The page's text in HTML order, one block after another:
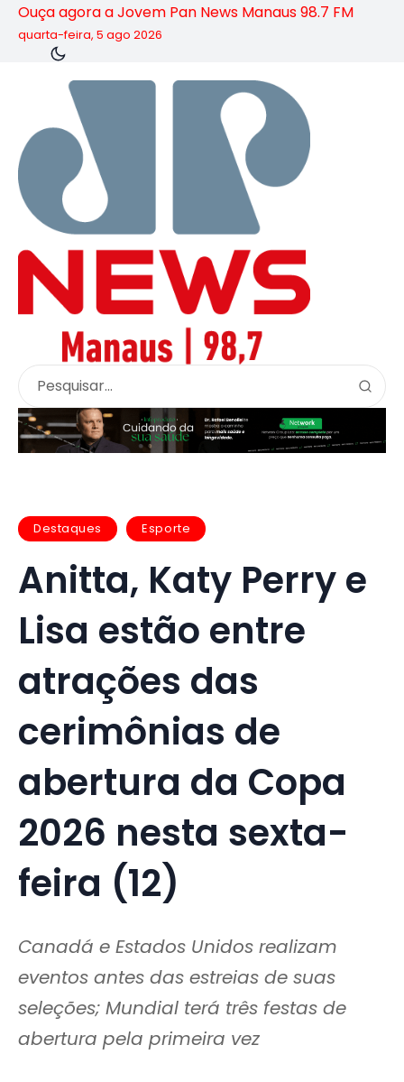
Ouça agora a Jovem Pan News Manaus 98.7 FM
quarta-feira, 5 ago 2026
Destaques Esporte
Anitta, Katy Perry e
Lisa estão entre
atrações das
cerimônias de
abertura da Copa
2026 nesta sexta-
feira (12)
Canadá e Estados Unidos realizam
eventos antes das estreias de suas
seleções; Mundial terá três festas de
abertura pela primeira vez